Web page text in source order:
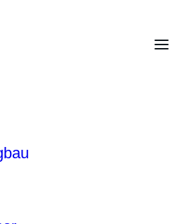
Schulneubau in